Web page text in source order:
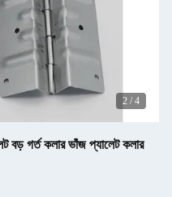
2 / 4
বড় গর্ত কলার ভাঁজ প্যালেট কলার